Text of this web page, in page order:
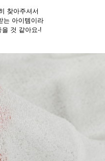
찾아주셔서
는 아이템이라
을 것 같아요-!